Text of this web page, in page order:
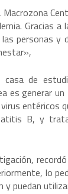
Gracias
personas
casa de
es generar
entéricos
B, y
lo
puedan